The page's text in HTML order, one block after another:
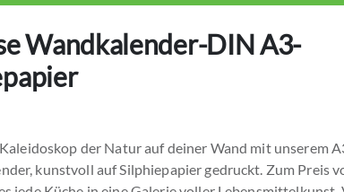
Wandkalender-DIN A3-
der Natur auf deiner Wand mit unserem
kunstvoll auf Silphiepapier gedruckt. Zum Preis